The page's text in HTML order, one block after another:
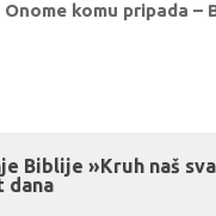
Onome komu pripada –
Biblije »Kruh naš
dana